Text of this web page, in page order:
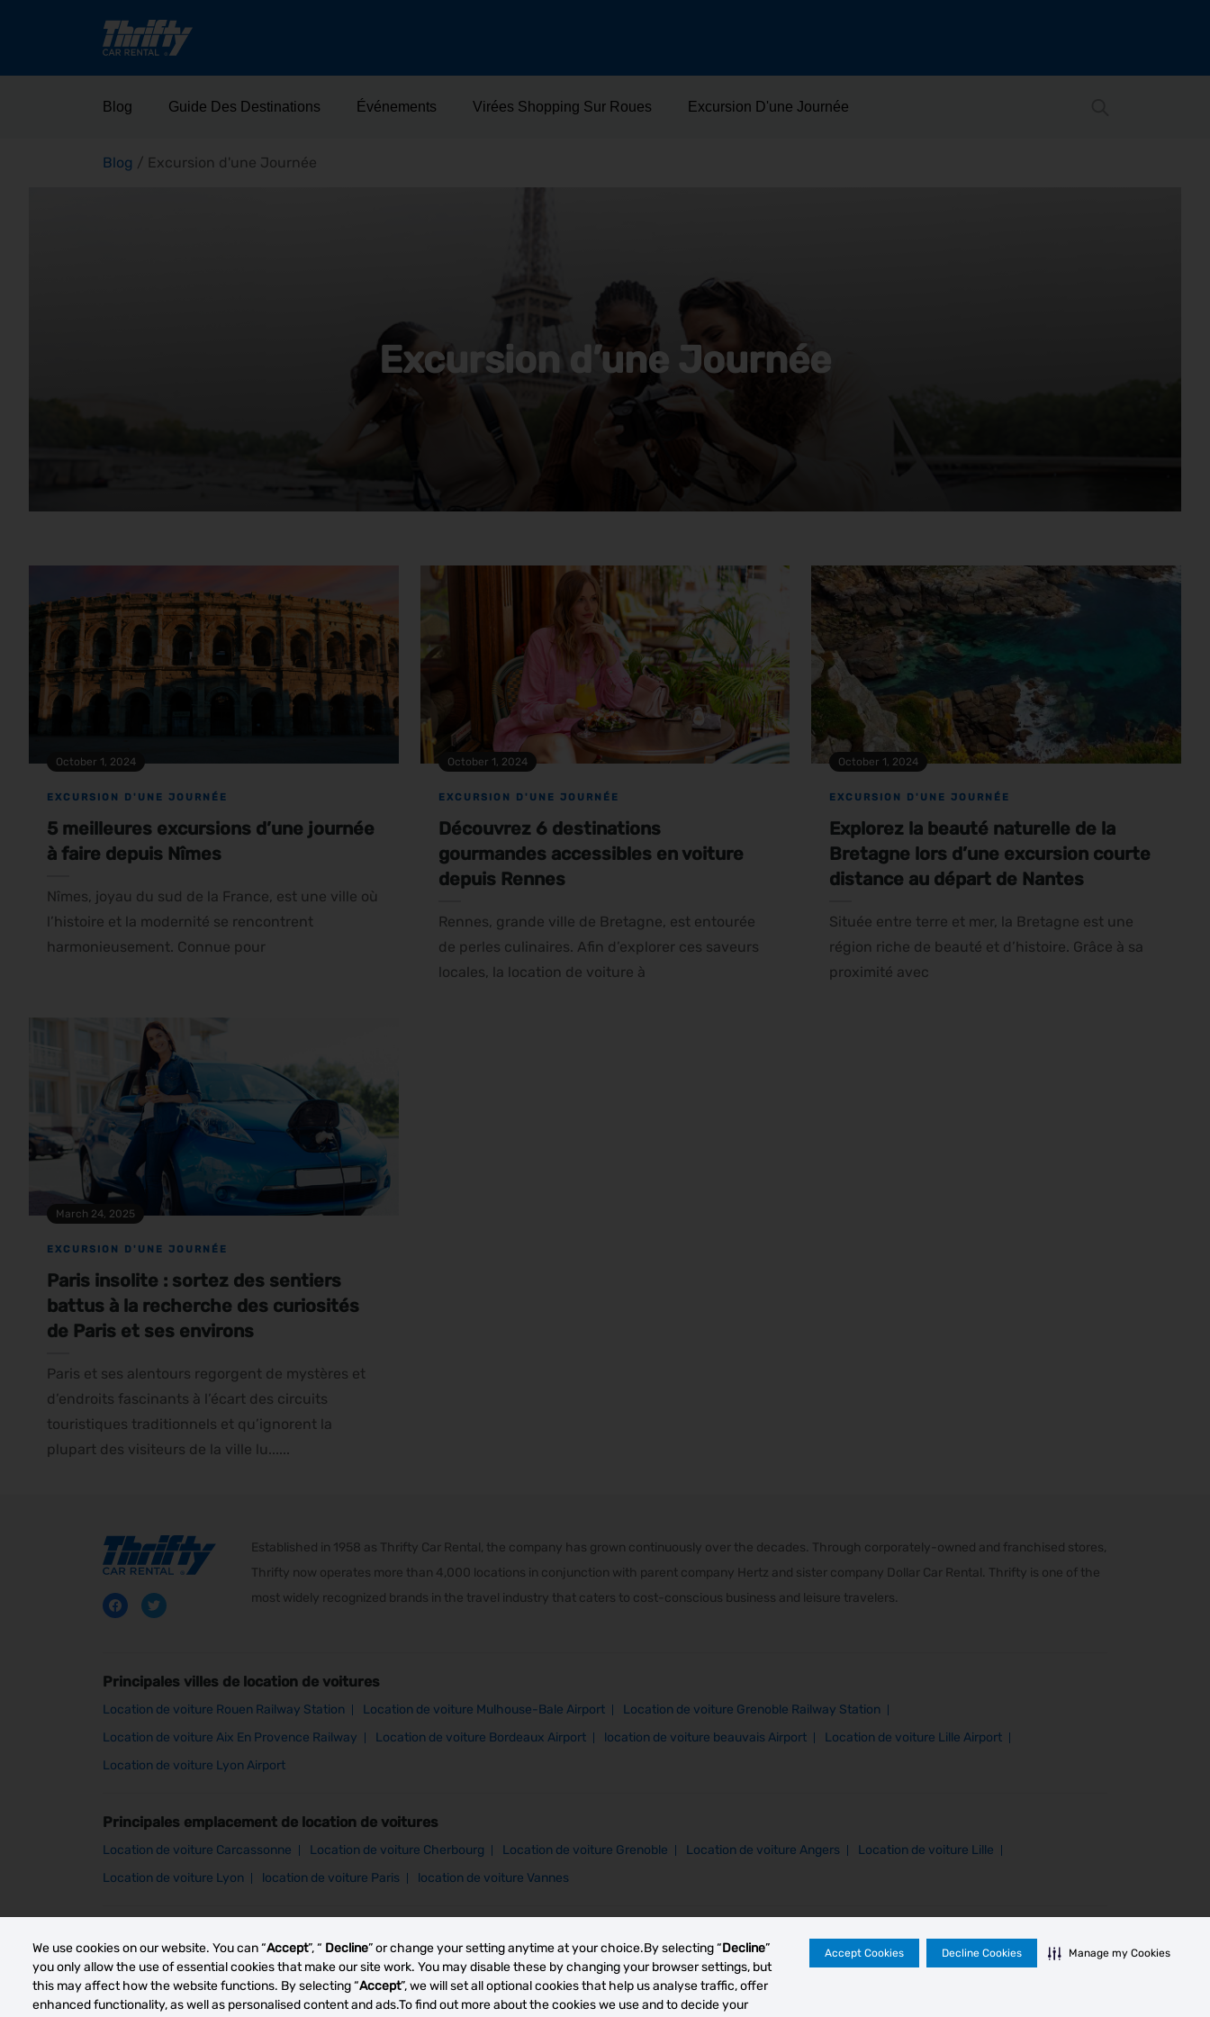
We use cookies on our website. You can “Accept”, “ Decline” or change your setting anytime at your choice.By selecting “Decline”
you only allow the use of essential cookies that make our site work. You may disable these by changing your browser settings, but
this may affect how the website functions. By selecting “Accept”, we will set all optional cookies that help us analyse traffic, offer
enhanced functionality, as well as personalised content and ads.To find out more about the cookies we use and to decide your
Accept Cookies Decline Cookies Manage my Cookies
Blog Guide Des Destinations Événements Virées Shopping Sur Roues Excursion D'une Journée
Blog / Excursion d'une Journée
Excursion d’une Journée
October 1, 2024
EXCURSION D'UNE JOURNÉE
5 meilleures excursions d’une journée
à faire depuis Nîmes
Nîmes, joyau du sud de la France, est une ville où
l’histoire et la modernité se rencontrent
harmonieusement. Connue pour
October 1, 2024
EXCURSION D'UNE JOURNÉE
Découvrez 6 destinations
gourmandes accessibles en voiture
depuis Rennes
Rennes, grande ville de Bretagne, est entourée
de perles culinaires. Afin d’explorer ces saveurs
locales, la location de voiture à
October 1, 2024
EXCURSION D'UNE JOURNÉE
Explorez la beauté naturelle de la
Bretagne lors d’une excursion courte
distance au départ de Nantes
Située entre terre et mer, la Bretagne est une
région riche de beauté et d’histoire. Grâce à sa
proximité avec
March 24, 2025
EXCURSION D'UNE JOURNÉE
Paris insolite : sortez des sentiers
battus à la recherche des curiosités
de Paris et ses environs
Paris et ses alentours regorgent de mystères et
d’endroits fascinants à l’écart des circuits
touristiques traditionnels et qu’ignorent la
plupart des visiteurs de la ville lu......
Established in 1958 as Thrifty Car Rental, the company has grown continuously over the decades. Through corporately-owned and franchised stores,
Thrifty now operates more than 4,000 locations in conjunction with parent company Hertz and sister company Dollar Car Rental. Thrifty is one of the
most widely recognized brands in the travel industry that caters to cost-conscious business and leisure travelers.
Principales villes de location de voitures
Location de voiture Rouen Railway Station Location de voiture Mulhouse-Bale Airport
Location de voiture Grenoble Railway Station
Location de voiture Aix En Provence Railway
Location de voiture Bordeaux Airport location de voiture beauvais Airport
Location de voiture Lille Airport
Location de voiture Lyon Airport
Principales emplacement de location de voitures
Location de voiture Carcassonne Location de voiture Cherbourg Location de voiture Grenoble Location de voiture Angers
Location de voiture Lille
Location de voiture Lyon
location de voiture Paris location de voiture Vannes